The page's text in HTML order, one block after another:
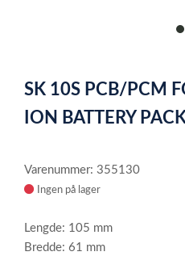
of
1
SK 10S PCB/PCM
ION BATTERY
Varenummer: 355130
Ingen på lager
Lengde: 105 mm
Bredde: 61 mm